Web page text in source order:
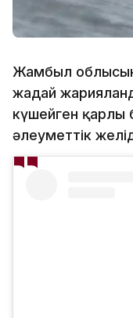
Жамбыл
жағдай
күшейген қарлы
әлеуметтік